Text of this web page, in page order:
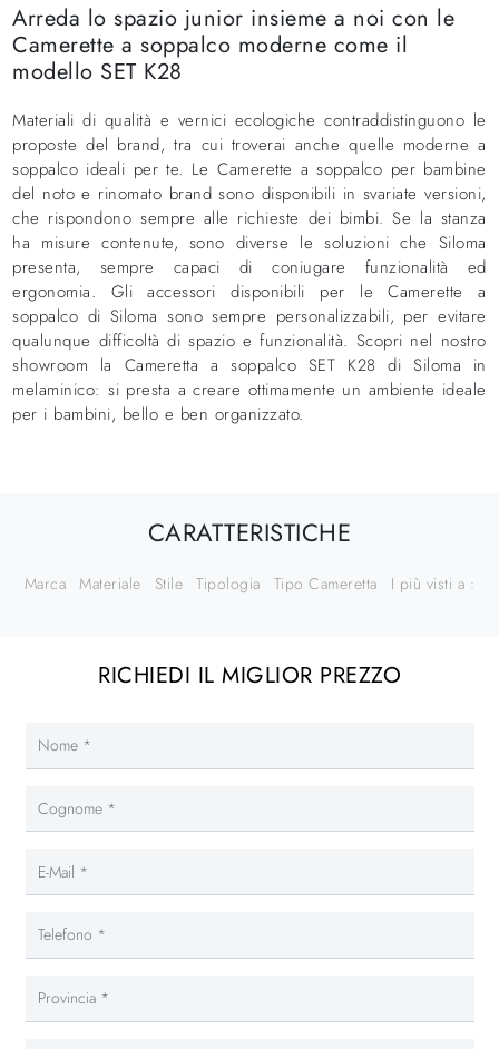
Arreda lo spazio junior insieme a noi con le
Camerette a soppalco moderne come il
modello SET K28
Materiali di qualità e vernici ecologiche contraddistinguono le
proposte del brand, tra cui troverai anche quelle moderne a
soppalco ideali per te. Le Camerette a soppalco per bambine
del noto e rinomato brand sono disponibili in svariate versioni,
che rispondono sempre alle richieste dei bimbi. Se la stanza
ha misure contenute, sono diverse le soluzioni che Siloma
presenta, sempre capaci di coniugare funzionalità ed
ergonomia. Gli accessori disponibili per le Camerette a
soppalco di Siloma sono sempre personalizzabili, per evitare
qualunque difficoltà di spazio e funzionalità. Scopri nel nostro
showroom la Cameretta a soppalco SET K28 di Siloma in
melaminico: si presta a creare ottimamente un ambiente ideale
per i bambini, bello e ben organizzato.
CARATTERISTICHE
Marca Materiale Stile Tipologia Tipo Cameretta I più visti a :
RICHIEDI IL MIGLIOR PREZZO